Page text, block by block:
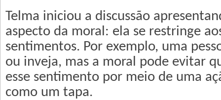
Telma iniciou a discussão
aspecto da moral: ela se restringe
sentimentos. Por exemplo, uma
ou inveja, mas a moral pode evitar
esse sentimento por meio de uma
como um tapa.